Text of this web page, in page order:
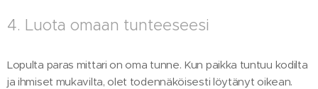
4. Luota omaan tunteeseesi
Lopulta paras mittari on oma tunne. Kun paikka tuntuu kodilta
ja ihmiset mukavilta, olet todennäköisesti löytänyt oikean.